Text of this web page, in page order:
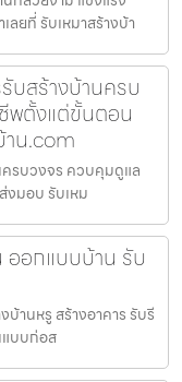
ยที่ รับเหมาสร้างบ้า
บสร้างบ้านครบ
พตั้งแต่ขั้นตอน
น.com
ครบวงจร ควบคุมดูแล
มอบ รับเหม
ออกแบบบ้าน รับ
บ้านหรู สร้างอาคาร รับรี
แบบก่อส